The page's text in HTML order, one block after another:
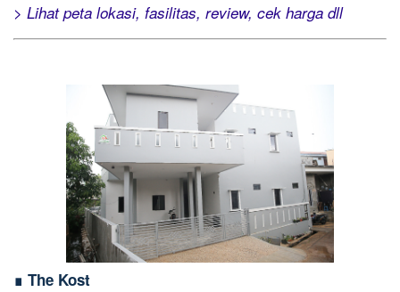
> Lihat peta lokasi, fasilitas, review, cek harga dll
∎ The Kost